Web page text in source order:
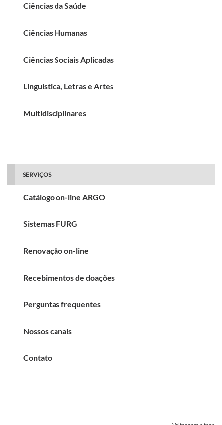
Ciências da Saúde
Ciências Humanas
Ciências Sociais Aplicadas
Linguística, Letras e Artes
Multidisciplinares
SERVIÇOS
Catálogo on-line ARGO
Sistemas FURG
Renovação on-line
Recebimentos de doações
Perguntas frequentes
Nossos canais
Contato